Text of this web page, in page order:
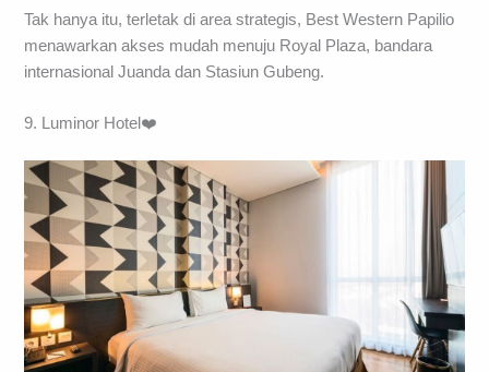
Tak hanya itu, terletak di area strategis, Best Western Papilio
menawarkan akses mudah menuju Royal Plaza, bandara
internasional Juanda dan Stasiun Gubeng.
9. Luminor Hotel❤️